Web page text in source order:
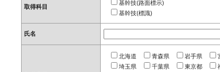
取得科目
基幹技(路面標示)
基幹技(標識)
氏名
北海道 青森県 岩手県
埼玉県
千葉県 東京都